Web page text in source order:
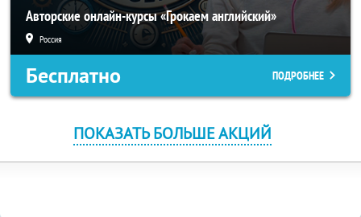
Авторские онлайн-курсы «Грокаем английский»
Россия
Бесплатно ПОДРОБНЕЕ
ПОКАЗАТЬ БОЛЬШЕ АКЦИЙ